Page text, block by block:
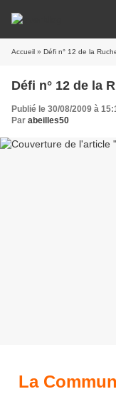
Accueil » Défi n° 12 de la
Défi n° 12 de la
Publié le 30/08/2009 à
Par abeilles50
La